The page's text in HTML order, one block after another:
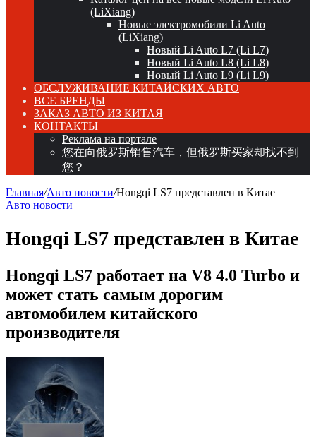
(LiXiang)
Новые электромобили Li Auto
(LiXiang)
Новый Li Auto L7 (Li L7)
Новый Li Auto L8 (Li L8)
Новый Li Auto L9 (Li L9)
ОБСЛУЖИВАНИЕ КИТАЙСКИХ АВТО
ВСЕ БРЕНДЫ
ЗАКАЗ АВТО ИЗ КИТАЯ
КОНТАКТЫ
Реклама на портале
您在向俄罗斯销售汽车，但俄罗斯买家却找不到
您？
Главная/Авто новости/Hongqi LS7 представлен в Китае
Авто новости
Hongqi LS7 представлен в Китае
Hongqi LS7 работает на V8 4.0 Turbo и
может стать самым дорогим
автомобилем китайского
производителя